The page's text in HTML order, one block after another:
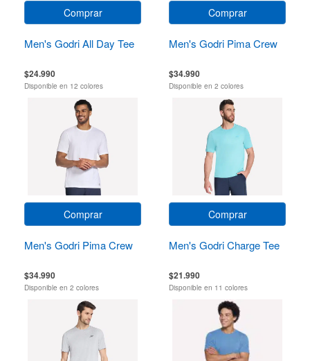
Comprar
Men's Godri All Day Tee
$24.990
Disponible en 12 colores
Comprar
Men's Godri Pima Crew
$34.990
Disponible en 2 colores
Comprar
Men's Godri Pima Crew
$34.990
Disponible en 2 colores
Comprar
Men's Godri Charge Tee
$21.990
Disponible en 11 colores